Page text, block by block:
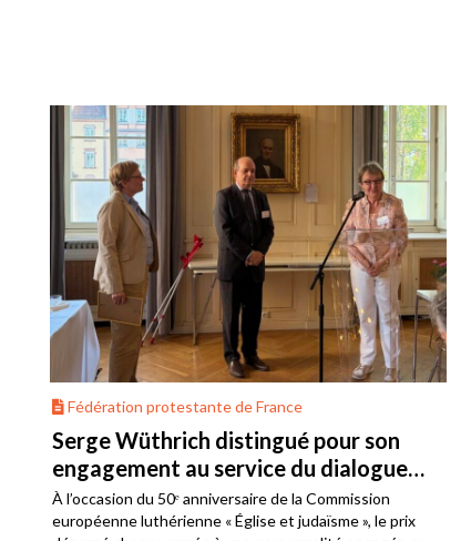
Fédération protestante de France
Serge Wüthrich distingué pour son
engagement au service du dialogue
judéo-chrétien
À l’occasion du 50ᵉ anniversaire de la Commission
européenne luthérienne « Église et judaïsme », le prix